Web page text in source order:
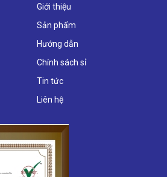
Giới thiệu
Sản phẩm
Hướng dẫn
Chính sách sỉ
Tin tức
Liên hệ